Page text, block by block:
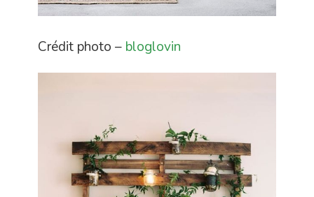
Crédit photo – bloglovin